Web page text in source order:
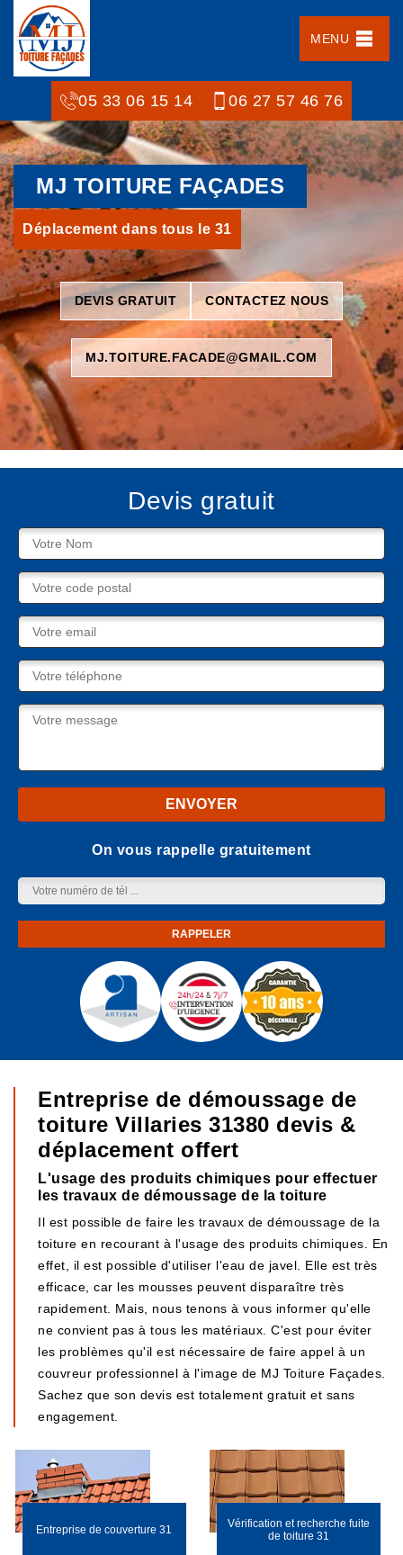
MENU
05 33 06 15 14 06 27 57 46 76
MJ TOITURE FAÇADES
Déplacement dans tous le 31
DEVIS GRATUIT CONTACTEZ NOUS
MJ.TOITURE.FACADE@GMAIL.COM
Devis gratuit
On vous rappelle gratuitement
Entreprise de démoussage de
toiture Villaries 31380 devis &
déplacement offert
L'usage des produits chimiques pour effectuer
les travaux de démoussage de la toiture
Il est possible de faire les travaux de démoussage de la
toiture en recourant à l'usage des produits chimiques. En
effet, il est possible d'utiliser l'eau de javel. Elle est très
efficace, car les mousses peuvent disparaître très
rapidement. Mais, nous tenons à vous informer qu'elle
ne convient pas à tous les matériaux. C'est pour éviter
les problèmes qu'il est nécessaire de faire appel à un
couvreur professionnel à l'image de MJ Toiture Façades.
Sachez que son devis est totalement gratuit et sans
engagement.
Entreprise de couverture 31
Vérification et recherche fuite
de toiture 31